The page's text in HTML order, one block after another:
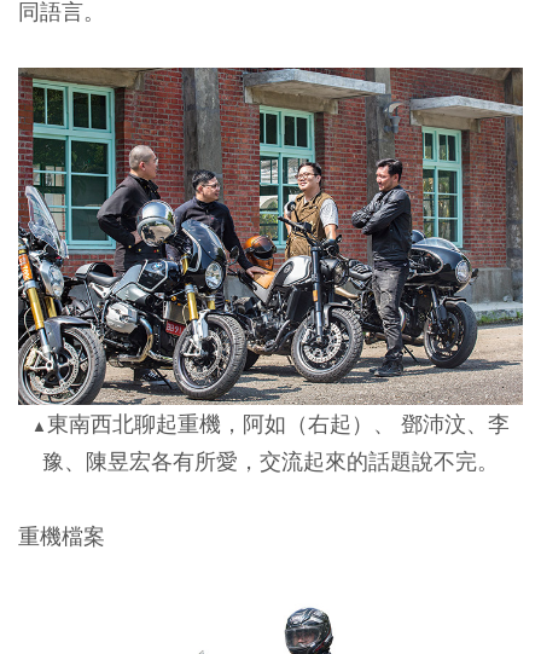
同語言。
▲ 東南西北聊起重機，阿如（右起）、 鄧沛汶、李
豫、陳昱宏各有所愛，交流起來的話題說不完。
重機檔案